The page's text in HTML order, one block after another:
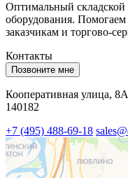
Оптимальный
оборудования.
заказчикам и торгово-
Контакты
Позвоните мне
Кооперативная улица,
140182
+7 (495) 488-69-18